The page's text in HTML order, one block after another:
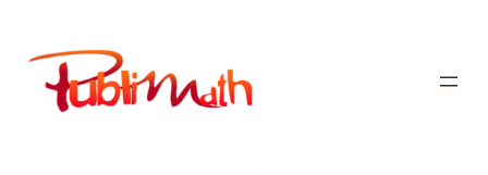
contenu
Publimath